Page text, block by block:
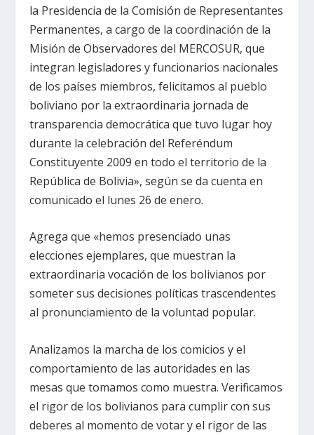
la Presidencia de la Comisión de Representantes
Permanentes, a cargo de la coordinación de la
Misión de Observadores del MERCOSUR, que
integran legisladores y funcionarios nacionales
de los países miembros, felicitamos al pueblo
boliviano por la extraordinaria jornada de
transparencia democrática que tuvo lugar hoy
durante la celebración del Referéndum
Constituyente 2009 en todo el territorio de la
República de Bolivia», según se da cuenta en
comunicado el lunes 26 de enero.
Agrega que «hemos presenciado unas
elecciones ejemplares, que muestran la
extraordinaria vocación de los bolivianos por
someter sus decisiones políticas trascendentes
al pronunciamiento de la voluntad popular.
Analizamos la marcha de los comicios y el
comportamiento de las autoridades en las
mesas que tomamos como muestra. Verificamos
el rigor de los bolivianos para cumplir con sus
deberes al momento de votar y el rigor de las